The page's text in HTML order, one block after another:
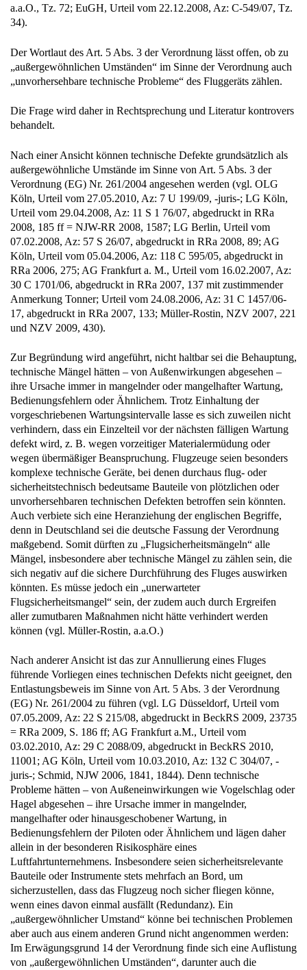
a.a.O., Tz. 72; EuGH, Urteil vom 22.12.2008, Az: C-549/07, Tz.
34).
Der Wortlaut des Art. 5 Abs. 3 der Verordnung lässt offen, ob zu
„außergewöhnlichen Umständen“ im Sinne der Verordnung auch
„unvorhersehbare technische Probleme“ des Fluggeräts zählen.
Die Frage wird daher in Rechtsprechung und Literatur kontrovers
behandelt.
Nach einer Ansicht können technische Defekte grundsätzlich als
außergewöhnliche Umstände im Sinne von Art. 5 Abs. 3 der
Verordnung (EG) Nr. 261/2004 angesehen werden (vgl. OLG
Köln, Urteil vom 27.05.2010, Az: 7 U 199/09, -juris-; LG Köln,
Urteil vom 29.04.2008, Az: 11 S 1 76/07, abgedruckt in RRa
2008, 185 ff = NJW-RR 2008, 1587; LG Berlin, Urteil vom
07.02.2008, Az: 57 S 26/07, abgedruckt in RRa 2008, 89; AG
Köln, Urteil vom 05.04.2006, Az: 118 C 595/05, abgedruckt in
RRa 2006, 275; AG Frankfurt a. M., Urteil vom 16.02.2007, Az:
30 C 1701/06, abgedruckt in RRa 2007, 137 mit zustimmender
Anmerkung Tonner; Urteil vom 24.08.2006, Az: 31 C 1457/06-
17, abgedruckt in RRa 2007, 133; Müller-Rostin, NZV 2007, 221
und NZV 2009, 430).
Zur Begründung wird angeführt, nicht haltbar sei die Behauptung,
technische Mängel hätten – von Außenwirkungen abgesehen –
ihre Ursache immer in mangelnder oder mangelhafter Wartung,
Bedienungsfehlern oder Ähnlichem. Trotz Einhaltung der
vorgeschriebenen Wartungsintervalle lasse es sich zuweilen nicht
verhindern, dass ein Einzelteil vor der nächsten fälligen Wartung
defekt wird, z. B. wegen vorzeitiger Materialermüdung oder
wegen übermäßiger Beanspruchung. Flugzeuge seien besonders
komplexe technische Geräte, bei denen durchaus flug- oder
sicherheitstechnisch bedeutsame Bauteile von plötzlichen oder
unvorhersehbaren technischen Defekten betroffen sein könnten.
Auch verbiete sich eine Heranziehung der englischen Begriffe,
denn in Deutschland sei die deutsche Fassung der Verordnung
maßgebend. Somit dürften zu „Flugsicherheitsmängeln“ alle
Mängel, insbesondere aber technische Mängel zu zählen sein, die
sich negativ auf die sichere Durchführung des Fluges auswirken
könnten. Es müsse jedoch ein „unerwarteter
Flugsicherheitsmangel“ sein, der zudem auch durch Ergreifen
aller zumutbaren Maßnahmen nicht hätte verhindert werden
können (vgl. Müller-Rostin, a.a.O.)
Nach anderer Ansicht ist das zur Annullierung eines Fluges
führende Vorliegen eines technischen Defekts nicht geeignet, den
Entlastungsbeweis im Sinne von Art. 5 Abs. 3 der Verordnung
(EG) Nr. 261/2004 zu führen (vgl. LG Düsseldorf, Urteil vom
07.05.2009, Az: 22 S 215/08, abgedruckt in BeckRS 2009, 23735
= RRa 2009, S. 186 ff; AG Frankfurt a.M., Urteil vom
03.02.2010, Az: 29 C 2088/09, abgedruckt in BeckRS 2010,
11001; AG Köln, Urteil vom 10.03.2010, Az: 132 C 304/07, -
juris-; Schmid, NJW 2006, 1841, 1844). Denn technische
Probleme hätten – von Außeneinwirkungen wie Vogelschlag oder
Hagel abgesehen – ihre Ursache immer in mangelnder,
mangelhafter oder hinausgeschobener Wartung, in
Bedienungsfehlern der Piloten oder Ähnlichem und lägen daher
allein in der besonderen Risikosphäre eines
Luftfahrtunternehmens. Insbesondere seien sicherheitsrelevante
Bauteile oder Instrumente stets mehrfach an Bord, um
sicherzustellen, dass das Flugzeug noch sicher fliegen könne,
wenn eines davon einmal ausfällt (Redundanz). Ein
„außergewöhnlicher Umstand“ könne bei technischen Problemen
aber auch aus einem anderen Grund nicht angenommen werden:
Im Erwägungsgrund 14 der Verordnung finde sich eine Auflistung
von „außergewöhnlichen Umständen“, darunter auch die